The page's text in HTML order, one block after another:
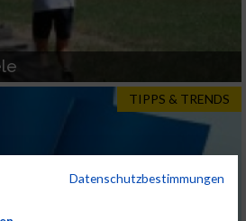
TIPPS & TRENDS
Datenschutzbestimmungen